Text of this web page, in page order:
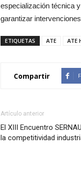
especialización técnica
garantizar
ETIQUETAS ATE ATE
Compartir
Artículo anterior
El XIII Encuentro
la competitividad